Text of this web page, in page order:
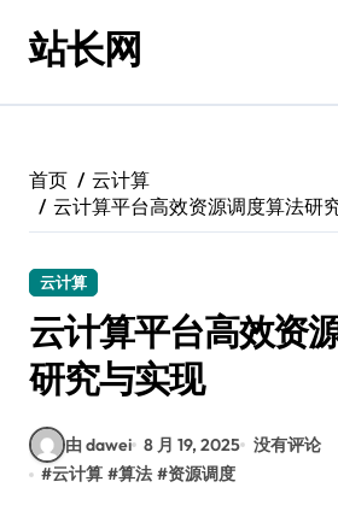
站长网
首页
云计算
云计算平台高效资源调度算法研
云计算
云计算平台高效资
研究与实现
由 dawei 8 月 19, 2025 没有评论
#云计算 #算法 #资源调度